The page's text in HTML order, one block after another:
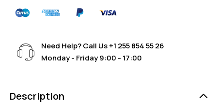
Need Help? Call Us+1 255 854 55 26
Monday - Friday 9:00 - 17:00
Description